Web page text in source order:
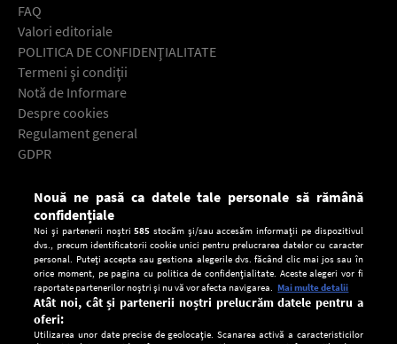
FAQ
Valori editoriale
POLITICA DE CONFIDENŢIALITATE
Termeni şi condiţii
Notă de Informare
Despre cookies
Regulament general
GDPR
Descarcă gratuit aplicaţia Europa FM pentru smartphone:
Nouă ne pasă ca datele tale personale să rămână
confidențiale
Noi și partenerii noștri585 stocăm și/sau accesăm informații pe dispozitivul
dvs., precum identificatorii cookie unici pentru prelucrarea datelor cu caracter
personal. Puteți accepta sau gestiona alegerile dvs. făcând clic mai jos sau în
orice moment, pe pagina cu politica de confidențialitate. Aceste alegeri vor fi
raportate partenerilor noștri și nu vă vor afecta navigarea. Mai multe detalii
Atât noi, cât și partenerii noștri prelucrăm datele pentru a
oferi:
Utilizarea unor date precise de geolocație. Scanarea activă a caracteristicilor